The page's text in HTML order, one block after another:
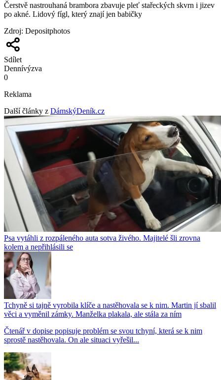
Čerstvě nastrouhaná brambora zbavuje pleť stařeckých skvrn i jizev
po akné. Lidový fígl, který znají jen babičky
Zdroj: Depositphotos
Sdílet
Dennívýzva
0
Reklama
Další články z DámskýDeník.cz
Psa vytáhli z rozpáleného auta sotva živého. Majitelé šli zrovna
kolem a nepřihlásili se
Tchyně si tajně vyrobila klíče a nastěhovala se k nim. Martin jí sbalil
věci a vyměnil zámky. Manželka plakala, ale stála za ním
Čtenář v dopise popisuje problém se svou tchyní, která se k nim
sprostě nastěhovala. On ale situaci vyřešil...